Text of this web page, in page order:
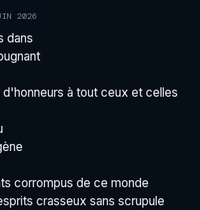
2026
dans
à tout ceux et celles
corrompus de ce monde
crasseux sans scrupule